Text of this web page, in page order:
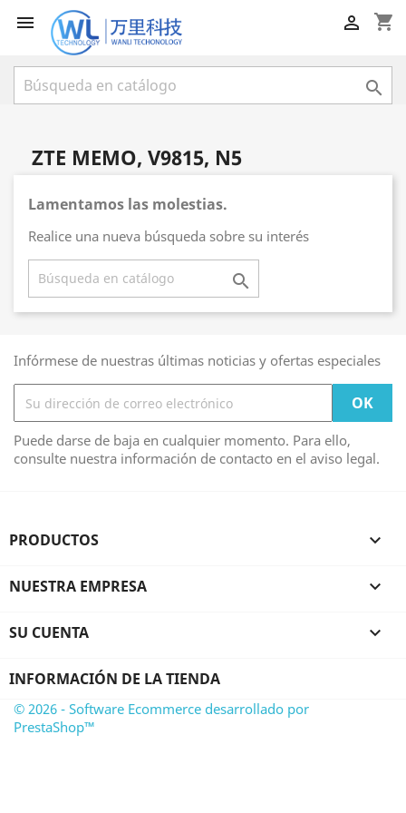
 shopping_cart


ZTE MEMO, V9815, N5
Lamentamos las molestias.
Realice una nueva búsqueda sobre su interés

Infórmese de nuestras últimas noticias y ofertas especiales
Puede darse de baja en cualquier momento. Para ello,
consulte nuestra información de contacto en el aviso legal.
PRODUCTOS 
NUESTRA EMPRESA 
SU CUENTA 
INFORMACIÓN DE LA TIENDA
© 2026 - Software Ecommerce desarrollado por
PrestaShop™